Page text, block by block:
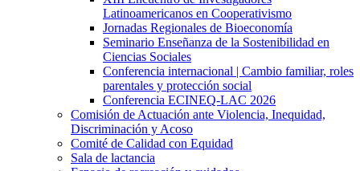
Latinoamericanos en Cooperativismo
Jornadas Regionales de Bioeconomía
Seminario Enseñanza de la Sostenibilidad en
Ciencias Sociales
Conferencia internacional | Cambio familiar, roles
parentales y protección social
Conferencia ECINEQ-LAC 2026
Comisión de Actuación ante Violencia, Inequidad,
Discriminación y Acoso
Comité de Calidad con Equidad
Sala de lactancia